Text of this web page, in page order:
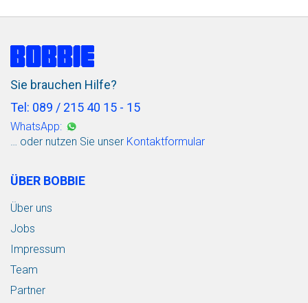
Sie brauchen Hilfe?
Tel: 089 / 215 40 15 - 15
WhatsApp:
… oder nutzen Sie unser Kontaktformular
ÜBER BOBBIE
Über uns
Jobs
Impressum
Team
Partner